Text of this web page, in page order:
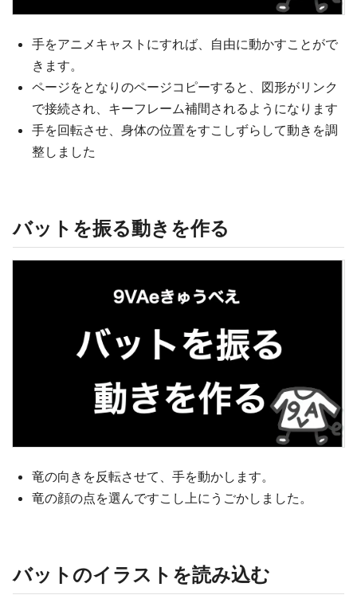
手をアニメキャストにすれば、自由に動かすことがで
きます。
ページをとなりのページコピーすると、図形がリンク
で接続され、キーフレーム補間されるようになります
手を回転させ、身体の位置をすこしずらして動きを調
整しました
バットを振る動きを作る
竜の向きを反転させて、手を動かします。
竜の顔の点を選んですこし上にうごかしました。
バットのイラストを読み込む